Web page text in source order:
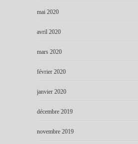
mai 2020
avril 2020
mars 2020
février 2020
janvier 2020
décembre 2019
novembre 2019